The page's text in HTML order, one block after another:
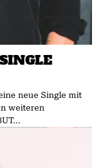
neue Single mit
weiteren